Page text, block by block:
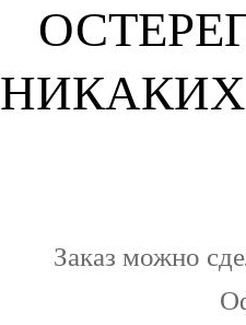
НИКАКИХ
Заказ можно